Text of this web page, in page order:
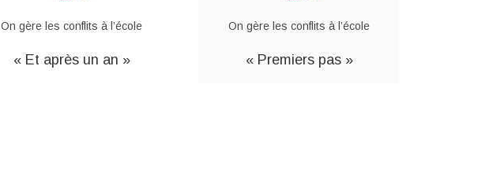
On gère les conflits à l’école
« Et après un an »
On gère les conflits à l’école
« Premiers pas »